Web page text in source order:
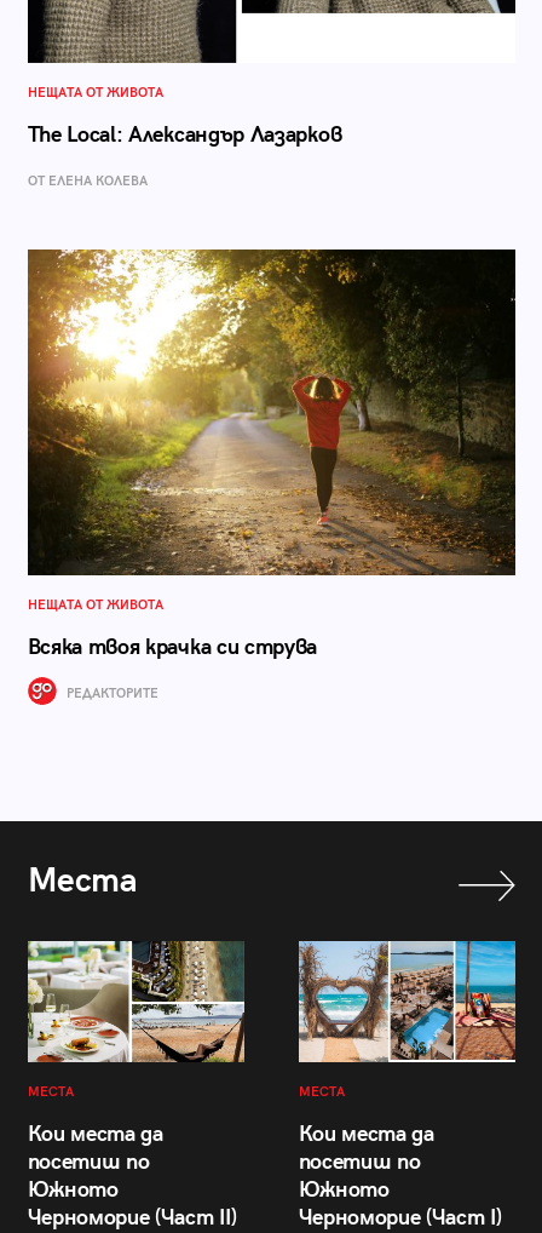
НЕЩАТА ОТ ЖИВОТА
The Local: Александър Лазарков
ОТ ЕЛЕНА КОЛЕВА
НЕЩАТА ОТ ЖИВОТА
Всяка твоя крачка си струва
РЕДАКТОРИТЕ
Места
МЕСТА
Кои места да
посетиш по
Южното
Черноморие (Част II)
МЕСТА
Кои места да
посетиш по
Южното
Черноморие (Част I)